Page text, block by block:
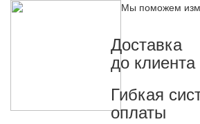
Мы поможем
Доставка
до клиента
Гибкая
оплаты